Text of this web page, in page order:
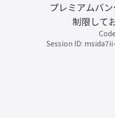
プレミアムバ
制限して
Session ID: